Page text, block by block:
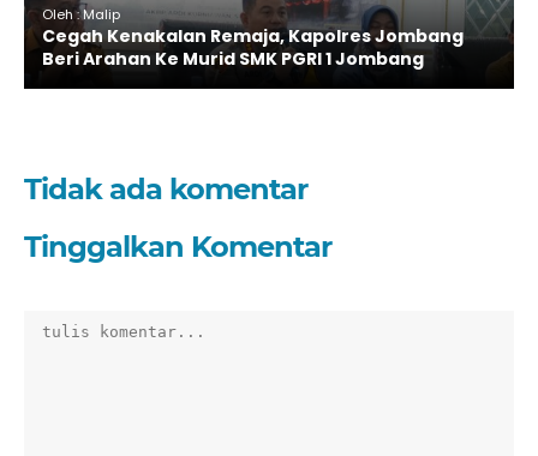
Oleh : Malip
Cegah Kenakalan Remaja, Kapolres Jombang
Beri Arahan Ke Murid SMK PGRI 1 Jombang
Tidak ada komentar
Tinggalkan Komentar